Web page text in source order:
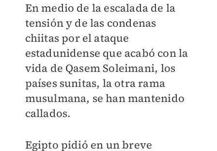
En medio de la escalada de la
tensión y de las condenas
chiitas por el ataque
estadunidense que acabó con la
vida de Qasem Soleimani, los
países sunitas, la otra rama
musulmana, se han mantenido
callados.
Egipto pidió en un breve